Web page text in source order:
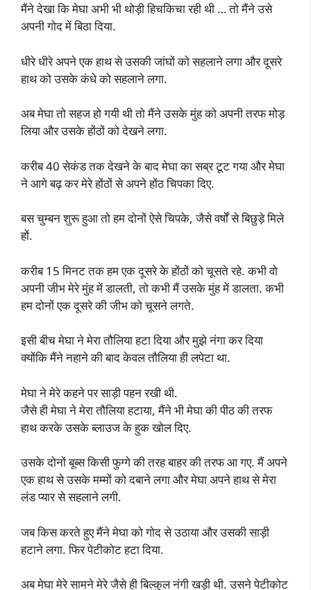
मैंने देखा कि मेघा अभी भी थोड़ी हिचकिचा रही थी … तो मैंने उसे
अपनी गोद में बिठा दिया.
धीरे धीरे अपने एक हाथ से उसकी जांघों को सहलाने लगा और दूसरे
हाथ को उसके कंधे को सहलाने लगा.
अब मेघा तो सहज हो गयी थी तो मैंने उसके मुंह को अपनी तरफ मोड़
लिया और उसके होंठों को देखने लगा.
करीब 40 सेकंड तक देखने के बाद मेघा का सब्र टूट गया और मेघा
ने आगे बढ़ कर मेरे होंठों से अपने होंठ चिपका दिए.
बस चुम्बन शुरू हुआ तो हम दोनों ऐसे चिपके, जैसे वर्षों से बिछुड़े मिले
हों.
करीब 15 मिनट तक हम एक दूसरे के होंठों को चूसते रहे. कभी वो
अपनी जीभ मेरे मुंह में डालती, तो कभी मैं उसके मुंह में डालता. कभी
हम दोनों एक दूसरे की जीभ को चूसने लगते.
इसी बीच मेघा ने मेरा तौलिया हटा दिया और मुझे नंगा कर दिया
क्योंकि मैंने नहाने की बाद केवल तौलिया ही लपेटा था.
मेघा ने मेरे कहने पर साड़ी पहन रखी थी.
जैसे ही मेघा ने मेरा तौलिया हटाया, मैंने भी मेघा की पीठ की तरफ
हाथ करके उसके ब्लाउज के हुक खोल दिए.
उसके दोनों बूब्स किसी फुग्गे की तरह बाहर की तरफ आ गए. मैं अपने
एक हाथ से उसके मम्मों को दबाने लगा और मेघा अपने हाथ से मेरा
लंड प्यार से सहलाने लगी.
जब किस करते हुए मैंने मेघा को गोद से उठाया और उसकी साड़ी
हटाने लगा. फिर पेटीकोट हटा दिया.
अब मेघा मेरे सामने मेरे जैसे ही बिल्कुल नंगी खड़ी थी. उसने पेटीकोट